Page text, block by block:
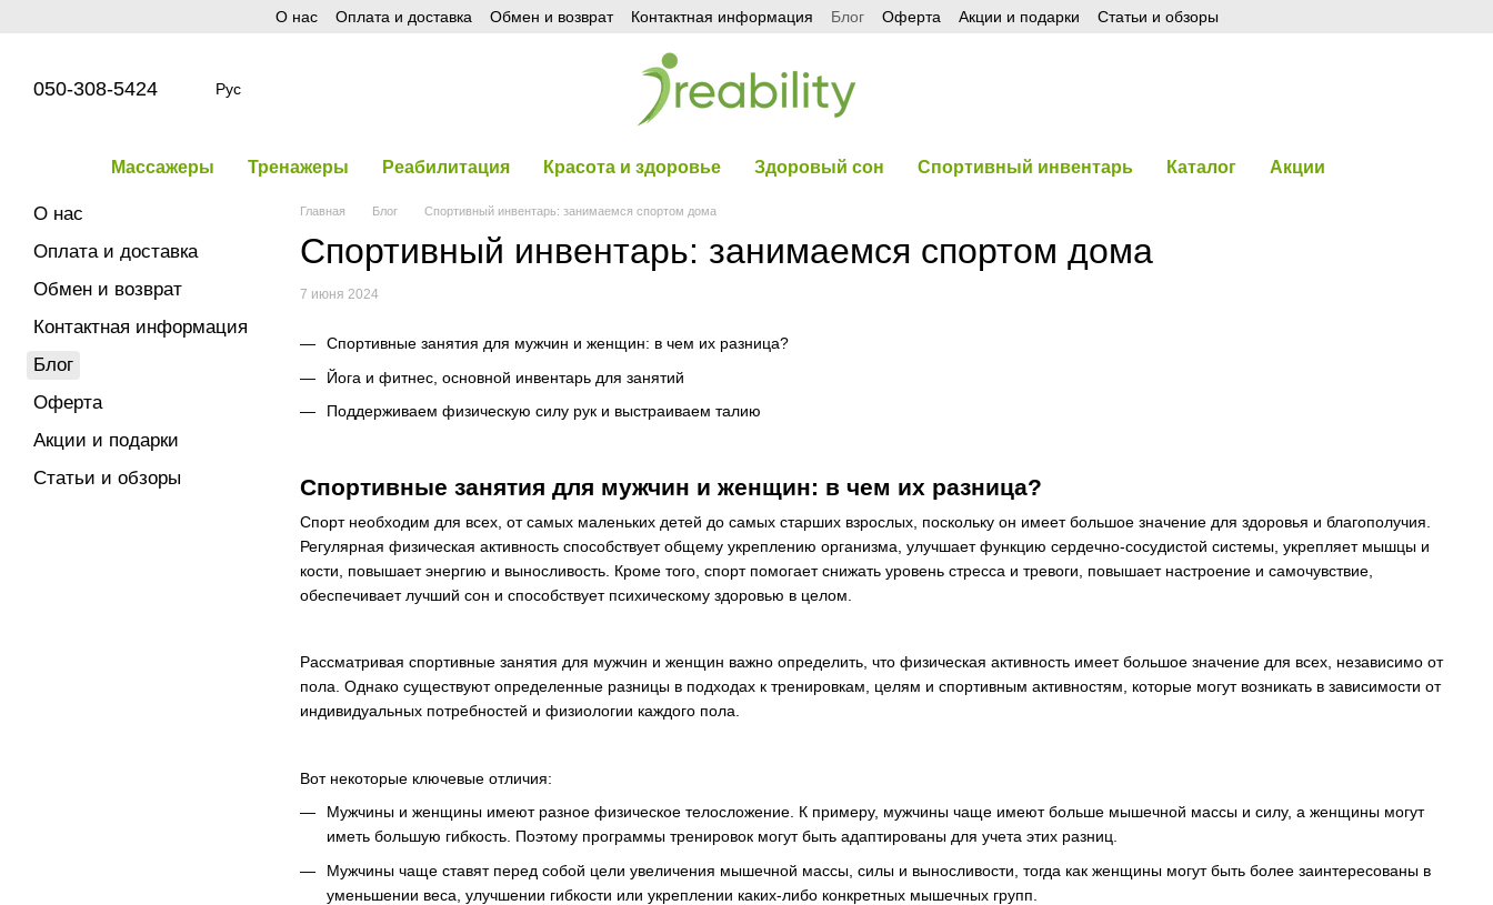
О нас Оплата и доставка Обмен и возврат Контактная информация Блог Оферта Акции и подарки Статьи и обзоры
050-308-5424 Рус
Массажеры Тренажеры Реабилитация Красота и здоровье Здоровый сон Спортивный инвентарь Каталог Акции
Главная Блог Спортивный инвентарь: занимаемся спортом дома
Спортивный инвентарь: занимаемся спортом дома
7 июня 2024
Спортивные занятия для мужчин и женщин: в чем их разница?
Йога и фитнес, основной инвентарь для занятий
Поддерживаем физическую силу рук и выстраиваем талию
Спортивные занятия для мужчин и женщин: в чем их разница?
Спорт необходим для всех, от самых маленьких детей до самых старших взрослых, поскольку он имеет большое значение для здоровья и благополучия.
Регулярная физическая активность способствует общему укреплению организма, улучшает функцию сердечно-сосудистой системы, укрепляет мышцы и
кости, повышает энергию и выносливость. Кроме того, спорт помогает снижать уровень стресса и тревоги, повышает настроение и самочувствие,
обеспечивает лучший сон и способствует психическому здоровью в целом.
Рассматривая спортивные занятия для мужчин и женщин важно определить, что физическая активность имеет большое значение для всех, независимо от
пола. Однако существуют определенные разницы в подходах к тренировкам, целям и спортивным активностям, которые могут возникать в зависимости от
индивидуальных потребностей и физиологии каждого пола.
Вот некоторые ключевые отличия:
Мужчины и женщины имеют разное физическое телосложение. К примеру, мужчины чаще имеют больше мышечной массы и силу, а женщины могут
иметь большую гибкость. Поэтому программы тренировок могут быть адаптированы для учета этих разниц.
Мужчины чаще ставят перед собой цели увеличения мышечной массы, силы и выносливости, тогда как женщины могут быть более заинтересованы в
уменьшении веса, улучшении гибкости или укреплении каких-либо конкретных мышечных групп.
О нас
Оплата и доставка
Обмен и возврат
Контактная информация
Блог
Оферта
Акции и подарки
Статьи и обзоры